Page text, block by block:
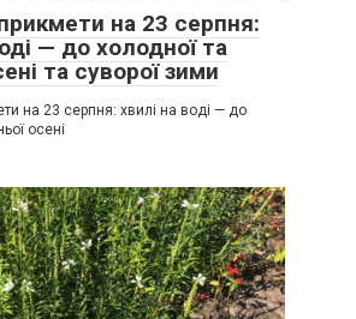
на 23 серпня:
— до холодної та
та суворої зими
на 23 серпня: хвилі на воді — до
осені